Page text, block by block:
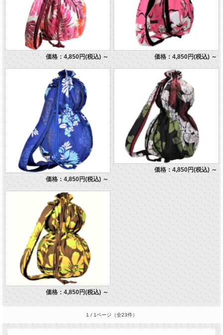
価格：4,850円(税込)～ 価格：4,850円(税込)～
価格：4,850円(税込)～
価格：4,850円(税込)～
価格：4,850円(税込)～
1 / 1ページ （全23件）